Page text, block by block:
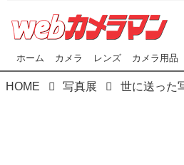
ホーム カメラ レンズ カメラ用品
HOME 写真展